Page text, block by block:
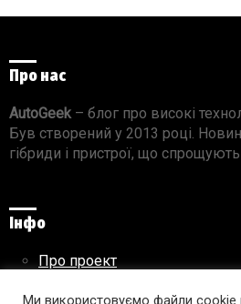
Про нас
AutoGeek– блог про високі
Був створений у 2013 році.
гібриди і пристрої, що
Інфо
Про проект
Ми використовуємо файли cookie